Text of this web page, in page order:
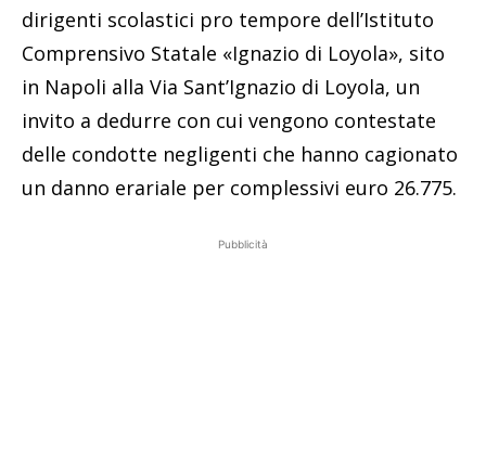
dirigenti scolastici pro tempore dell’Istituto
Comprensivo Statale «Ignazio di Loyola», sito
in Napoli alla Via Sant’Ignazio di Loyola, un
invito a dedurre con cui vengono contestate
delle condotte negligenti che hanno cagionato
un danno erariale per complessivi euro 26.775.
Pubblicità